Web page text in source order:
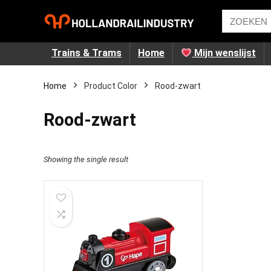
Trains & Trams Home Mijn wenslijst
Home Product Color ‎Rood-zwart
‎Rood-zwart
Showing the single result